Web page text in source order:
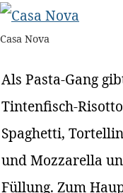
Casa Nova
Als Pasta-Gang
Tintenfisch-
Spaghetti,
und Mozzarella
Füllung. Zum